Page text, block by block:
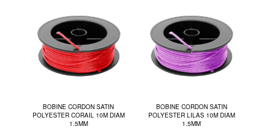
BOBINE CORDON SATIN
POLYESTER CORAIL 10M DIAM
1.5MM
BOBINE CORDON SATIN
POLYESTER LILAS 10M DIAM
1.5MM